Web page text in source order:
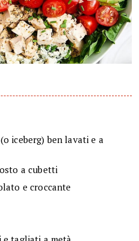
iceberg) ben lavati e a
a cubetti
e croccante